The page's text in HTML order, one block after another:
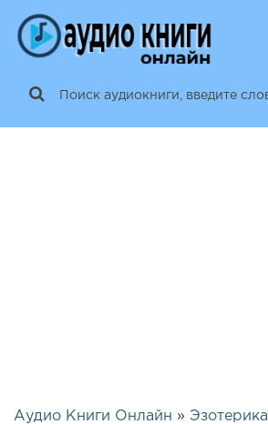
Аудио Книги Онлайн » Эзотерика